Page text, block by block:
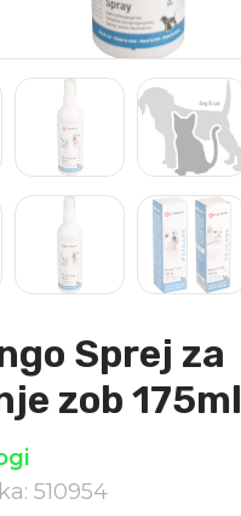
Sprej za
zob 175ml
510954